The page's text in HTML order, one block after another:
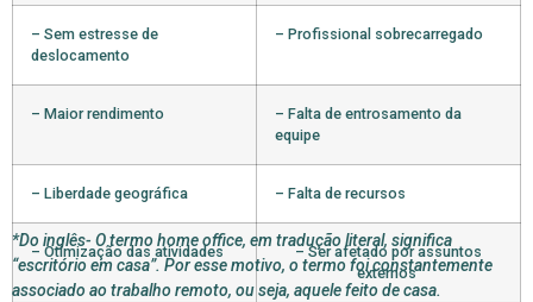
– Sem estresse de
deslocamento
– Profissional sobrecarregado
– Maior rendimento
– Falta de entrosamento da
equipe
– Liberdade geográfica – Falta de recursos
– Otimização das atividades
– Ser afetado por assuntos
externos
*Do inglês- O termo home office, em tradução literal, significa
“escritório em casa”. Por esse motivo, o termo foi constantemente
associado ao trabalho remoto, ou seja, aquele feito de casa.